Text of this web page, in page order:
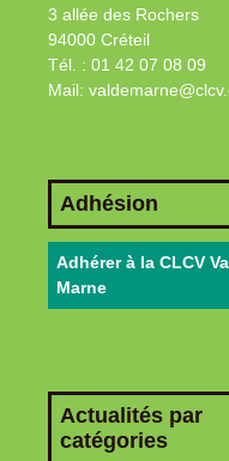
3 allée des Rochers
94000 Créteil
Tél. : 01 42 07 08 09
Mail:
Adhésion
Adhérer à la CLCV
Marne
Actualités par
catégories